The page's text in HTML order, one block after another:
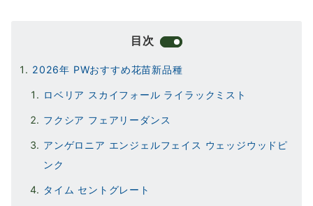
目次
2026年 PWおすすめ花苗新品種
ロベリア スカイフォール ライラックミスト
フクシア フェアリーダンス
アンゲロニア エンジェルフェイス ウェッジウッドピ
ンク
タイム セントグレート